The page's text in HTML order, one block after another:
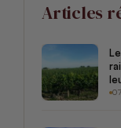
Articles